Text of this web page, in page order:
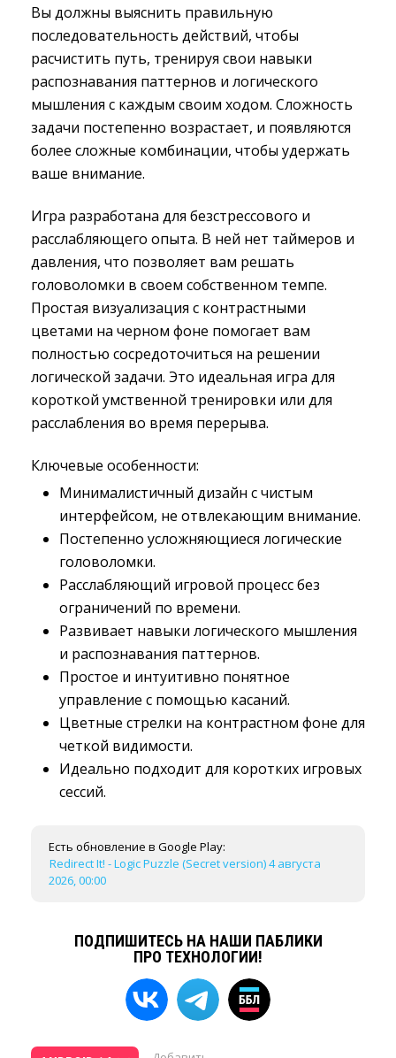
Вы должны выяснить правильную
последовательность действий, чтобы
расчистить путь, тренируя свои навыки
распознавания паттернов и логического
мышления с каждым своим ходом. Сложность
задачи постепенно возрастает, и появляются
более сложные комбинации, чтобы удержать
ваше внимание.
Игра разработана для безстрессового и
расслабляющего опыта. В ней нет таймеров и
давления, что позволяет вам решать
головоломки в своем собственном темпе.
Простая визуализация с контрастными
цветами на черном фоне помогает вам
полностью сосредоточиться на решении
логической задачи. Это идеальная игра для
короткой умственной тренировки или для
расслабления во время перерыва.
Ключевые особенности:
Минималистичный дизайн с чистым
интерфейсом, не отвлекающим внимание.
Постепенно усложняющиеся логические
головоломки.
Расслабляющий игровой процесс без
ограничений по времени.
Развивает навыки логического мышления
и распознавания паттернов.
Простое и интуитивно понятное
управление с помощью касаний.
Цветные стрелки на контрастном фоне для
четкой видимости.
Идеально подходит для коротких игровых
сессий.
Есть обновление в Google Play:
Redirect It! - Logic Puzzle (Secret version) 4 августа
2026, 00:00
ПОДПИШИТЕСЬ НА НАШИ ПАБЛИКИ
ПРО ТЕХНОЛОГИИ!